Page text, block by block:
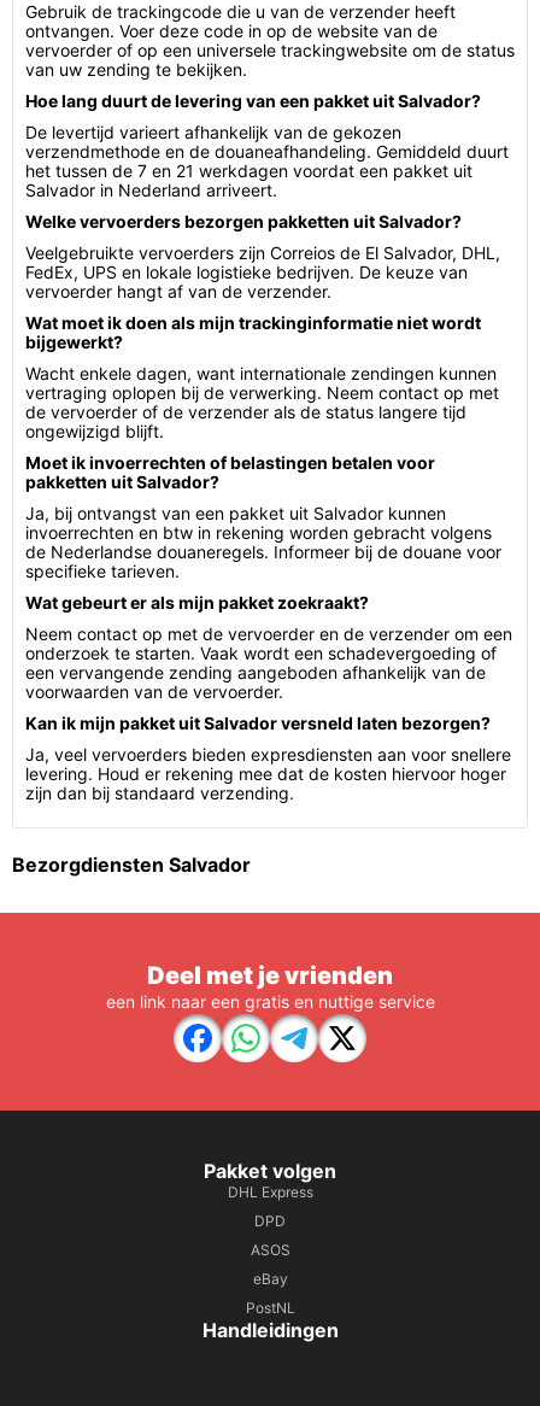
Gebruik de trackingcode die u van de verzender heeft
ontvangen. Voer deze code in op de website van de
vervoerder of op een universele trackingwebsite om de status
van uw zending te bekijken.
Hoe lang duurt de levering van een pakket uit Salvador?
De levertijd varieert afhankelijk van de gekozen
verzendmethode en de douaneafhandeling. Gemiddeld duurt
het tussen de 7 en 21 werkdagen voordat een pakket uit
Salvador in Nederland arriveert.
Welke vervoerders bezorgen pakketten uit Salvador?
Veelgebruikte vervoerders zijn Correios de El Salvador, DHL,
FedEx, UPS en lokale logistieke bedrijven. De keuze van
vervoerder hangt af van de verzender.
Wat moet ik doen als mijn trackinginformatie niet wordt
bijgewerkt?
Wacht enkele dagen, want internationale zendingen kunnen
vertraging oplopen bij de verwerking. Neem contact op met
de vervoerder of de verzender als de status langere tijd
ongewijzigd blijft.
Moet ik invoerrechten of belastingen betalen voor
pakketten uit Salvador?
Ja, bij ontvangst van een pakket uit Salvador kunnen
invoerrechten en btw in rekening worden gebracht volgens
de Nederlandse douaneregels. Informeer bij de douane voor
specifieke tarieven.
Wat gebeurt er als mijn pakket zoekraakt?
Neem contact op met de vervoerder en de verzender om een
onderzoek te starten. Vaak wordt een schadevergoeding of
een vervangende zending aangeboden afhankelijk van de
voorwaarden van de vervoerder.
Kan ik mijn pakket uit Salvador versneld laten bezorgen?
Ja, veel vervoerders bieden expresdiensten aan voor snellere
levering. Houd er rekening mee dat de kosten hiervoor hoger
zijn dan bij standaard verzending.
Bezorgdiensten Salvador
Deel met je vrienden
een link naar een gratis en nuttige service
Pakket volgen
DHL Express
DPD
ASOS
eBay
PostNL
Handleidingen